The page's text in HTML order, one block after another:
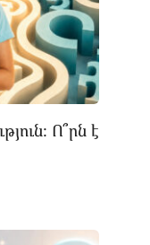
Ո՞րն է